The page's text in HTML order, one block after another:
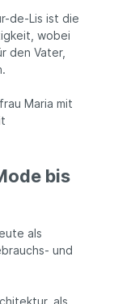
de-Lis ist die
wobei
den Vater,
Maria mit
bis
als
und